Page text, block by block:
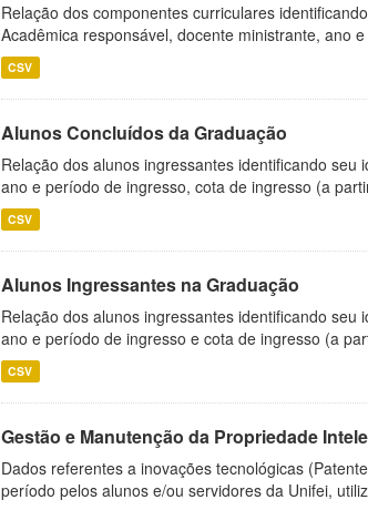
Relação dos componentes curriculares
Acadêmica responsável, docente ministrante, ano
CSV
Alunos Concluídos da Graduação
Relação dos alunos ingressantes identificando
ano e período de ingresso, cota de ingresso (a
CSV
Alunos Ingressantes na Graduação
Relação dos alunos ingressantes identificando
ano e período de ingresso e cota de ingresso (a
CSV
Gestão e Manutenção da Propriedade
Dados referentes a inovações tecnológicas
período pelos alunos e/ou servidores da Unifei,